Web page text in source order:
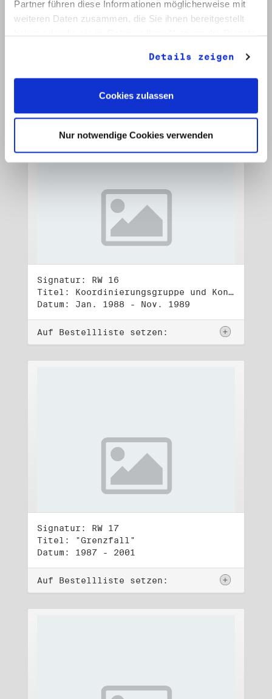
Partner führen diese Informationen möglicherweise mit
weiteren Daten zusammen, die Sie ihnen bereitgestellt
Details zeigen
Cookies zulassen
Nur notwendige Cookies verwenden
Signatur: RW 16
Titel: Koordinierungsgruppe und Kontakttelefongruppe
Datum: Jan. 1988 - Nov. 1989
Auf Bestellliste setzen:
Signatur: RW 17
Titel: "Grenzfall"
Datum: 1987 - 2001
Auf Bestellliste setzen: